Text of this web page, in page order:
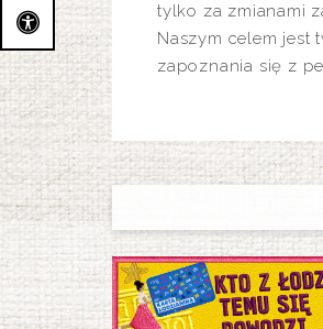
tylko za zmianami
Naszym celem jest
zapoznania się z